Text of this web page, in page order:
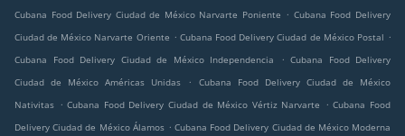
Cubana Food Delivery Ciudad de México Narvarte Poniente . Cubana Food Delivery
Ciudad de México Narvarte Oriente . Cubana Food Delivery Ciudad de México Postal .
Cubana Food Delivery Ciudad de México Independencia
. Cubana Food Delivery
Ciudad de México Américas Unidas
.
Cubana Food Delivery Ciudad de México
Nativitas . Cubana Food Delivery Ciudad de México Vértiz Narvarte . Cubana Food
Delivery Ciudad de México Álamos . Cubana Food Delivery Ciudad de México Moderna